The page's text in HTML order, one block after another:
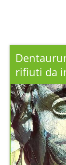
rifiuti da